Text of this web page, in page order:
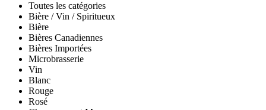
Toutes les catégories
Bière / Vin / Spiritueux
Bière
Bières Canadiennes
Bières Importées
Microbrasserie
Vin
Blanc
Rouge
Rosé